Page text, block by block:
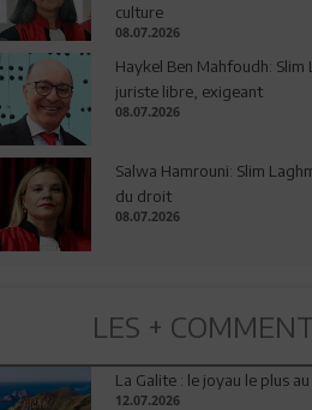
culture
08.07.2026
Haykel Ben Mahfoudh: Slim
juriste libre, exigeant
08.07.2026
Salwa Hamrouni: Slim
du droit
08.07.2026
LES +
La Galite : le joyau le plus
12.07.2026